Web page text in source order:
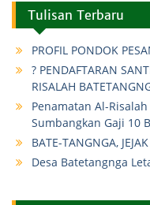
Tulisan Terbaru
PROFIL PONDOK
? PENDAFTARAN
RISALAH
Penamatan Al-
Sumbangkan Gaji 10
BATE-TANGNGA,
Desa Batetangnga